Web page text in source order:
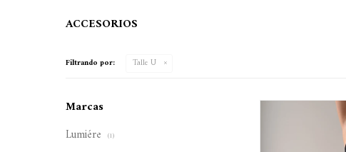
ACCESORIOS
Filtrando por: Talle U
Marcas
Lumiére (1)